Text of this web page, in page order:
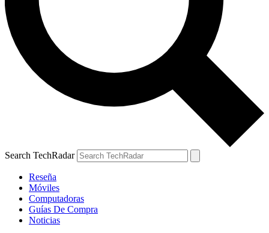
Search TechRadar
Reseña
Móviles
Computadoras
Guías De Compra
Noticias